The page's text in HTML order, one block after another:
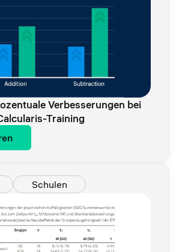
Verbesserungen bei
Training
Schulen